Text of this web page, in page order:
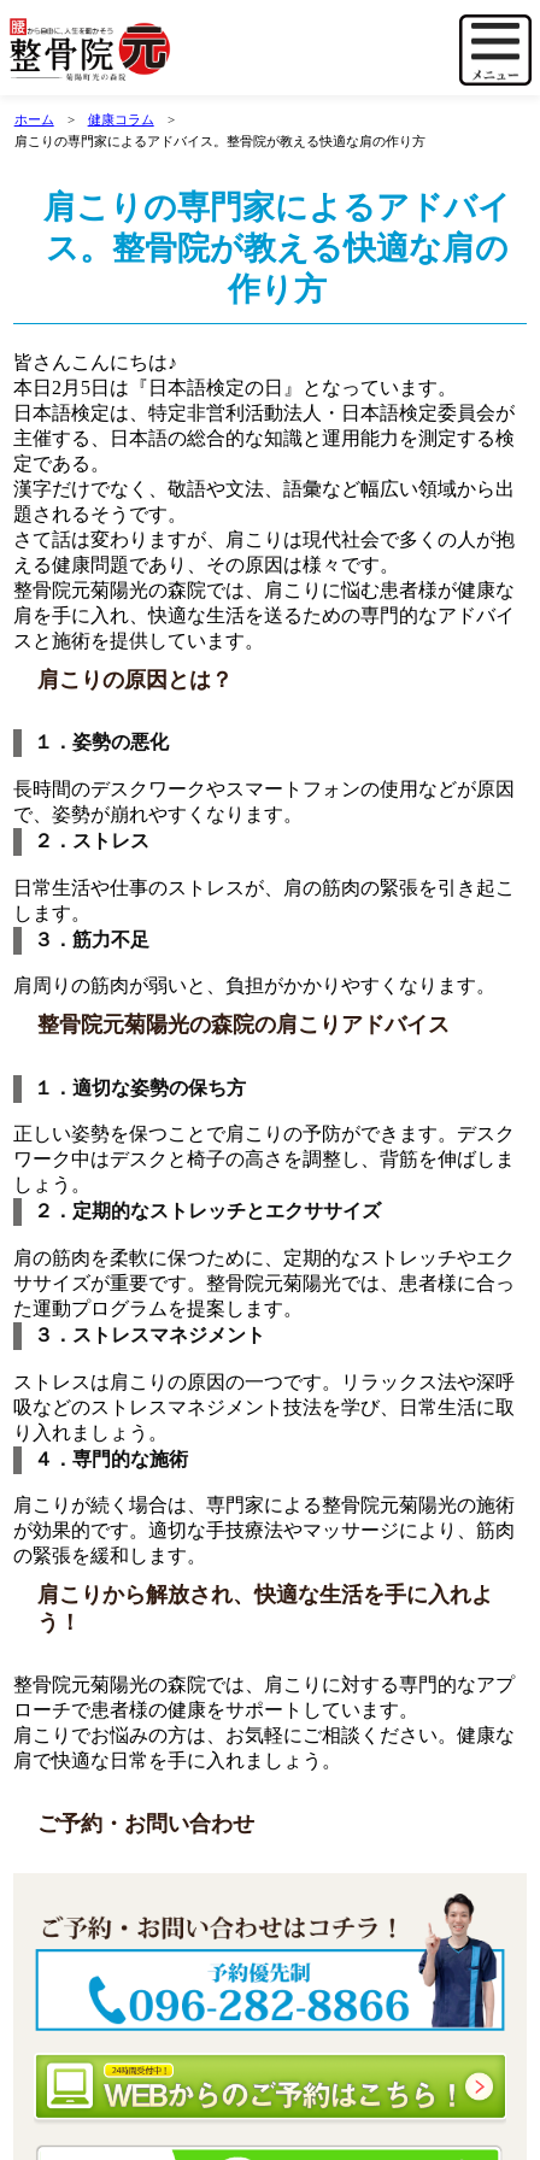
ホーム
健康コラム
肩こりの専門家によるアドバイス。整骨院が教える快適な肩の作り方
肩こりの専門家によるアドバイ
ス。整骨院が教える快適な肩の
作り方
皆さんこんにちは♪
本日2月5日は『日本語検定の日』となっています。
日本語検定は、特定非営利活動法人・日本語検定委員会が
主催する、日本語の総合的な知識と運用能力を測定する検
定である。
漢字だけでなく、敬語や文法、語彙など幅広い領域から出
題されるそうです。
さて話は変わりますが、肩こりは現代社会で多くの人が抱
える健康問題であり、その原因は様々です。
整骨院元菊陽光の森院では、肩こりに悩む患者様が健康な
肩を手に入れ、快適な生活を送るための専門的なアドバイ
スと施術を提供しています。
肩こりの原因とは？
１．姿勢の悪化
長時間のデスクワークやスマートフォンの使用などが原因
で、姿勢が崩れやすくなります。
２．ストレス
日常生活や仕事のストレスが、肩の筋肉の緊張を引き起こ
します。
３．筋力不足
肩周りの筋肉が弱いと、負担がかかりやすくなります。
整骨院元菊陽光の森院の肩こりアドバイス
１．適切な姿勢の保ち方
正しい姿勢を保つことで肩こりの予防ができます。デスク
ワーク中はデスクと椅子の高さを調整し、背筋を伸ばしま
しょう。
２．定期的なストレッチとエクササイズ
肩の筋肉を柔軟に保つために、定期的なストレッチやエク
ササイズが重要です。整骨院元菊陽光では、患者様に合っ
た運動プログラムを提案します。
３．ストレスマネジメント
ストレスは肩こりの原因の一つです。リラックス法や深呼
吸などのストレスマネジメント技法を学び、日常生活に取
り入れましょう。
４．専門的な施術
肩こりが続く場合は、専門家による整骨院元菊陽光の施術
が効果的です。適切な手技療法やマッサージにより、筋肉
の緊張を緩和します。
肩こりから解放され、快適な生活を手に入れよ
う！
整骨院元菊陽光の森院では、肩こりに対する専門的なアプ
ローチで患者様の健康をサポートしています。
肩こりでお悩みの方は、お気軽にご相談ください。健康な
肩で快適な日常を手に入れましょう。
ご予約・お問い合わせ